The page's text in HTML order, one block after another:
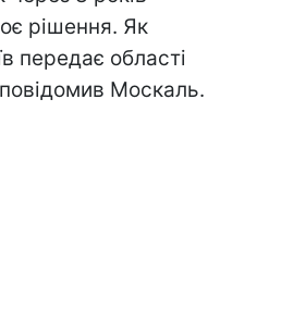
рішення. Як
передає області
Москаль.